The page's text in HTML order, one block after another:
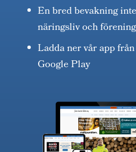
En bred bevakning
näringsliv och
Ladda ner vår app
Google Play